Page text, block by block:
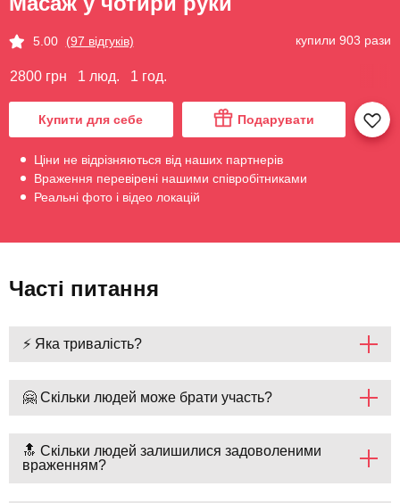
5.00 (97 відгуків) купили 903 рази
2800 грн 1 люд. 1 год.
Купити для себе Подарувати
Ціни не відрізняються від наших партнерів
Враження перевірені нашими співробітниками
Реальні фото і відео локацій
Часті питання
⚡ Яка тривалість?
🤗 Скільки людей може брати участь?
🔝 Скільки людей залишилися задоволеними
враженням?